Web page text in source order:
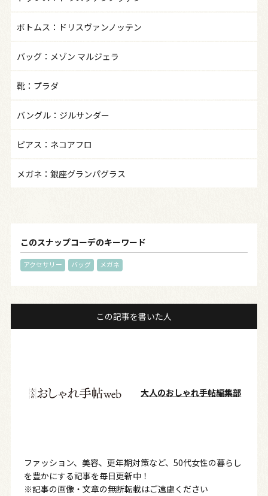
ボトムス：ドリスヴァンノッテン
バッグ：メゾン マルジェラ
靴：プラダ
バングル：ジルサンダー
ピアス：ネコアフロ
メガネ：銀座グランパグラス
このスナップコーデのキーワード
アクセサリー バッグ メガネ
この記事を書いた人
大人のおしゃれ手帖編集部
ファッション、美容、更年期対策など、50代女性の暮らし
を豊かにする記事を毎日更新中！
※記事の画像・文章の無断転載はご遠慮ください